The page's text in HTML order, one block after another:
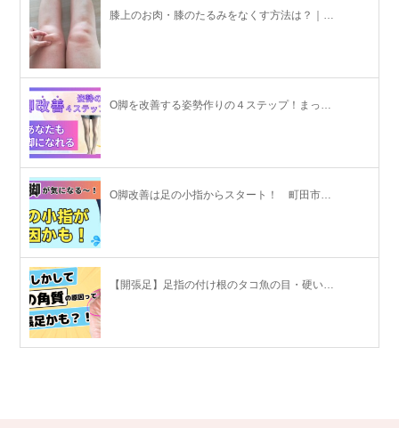
膝上のお肉・膝のたるみをなくす方法は？｜…
O脚を改善する姿勢作りの４ステップ！まっ…
O脚改善は足の小指からスタート！ 町田市…
【開張足】足指の付け根のタコ魚の目・硬い…